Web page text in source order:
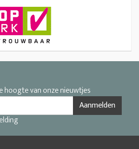
hoogte van onze nieuwtjes
Aanmelden